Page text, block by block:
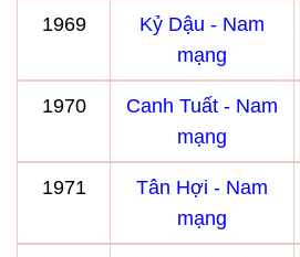
1969
Kỷ Dậu - Nam
mạng
1970
Canh Tuất - Nam
mạng
1971
Tân Hợi - Nam
mạng